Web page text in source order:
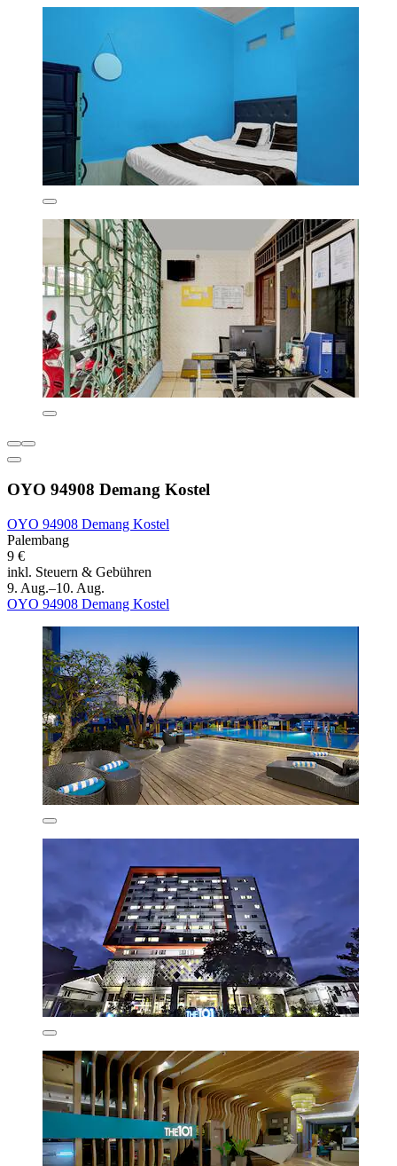
OYO 94908 Demang Kostel
OYO 94908 Demang Kostel
Palembang
9 €
inkl. Steuern & Gebühren
9. Aug.–10. Aug.
OYO 94908 Demang Kostel